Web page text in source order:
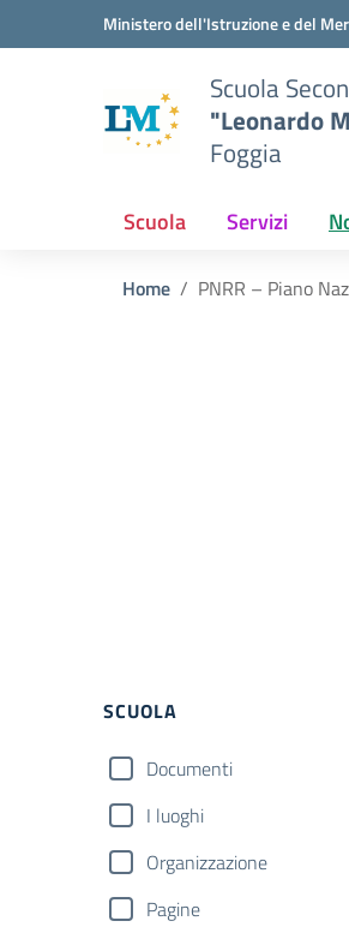
Vai ai contenuti
Vai al menu di navigazioneMinistero dell'Istruzione e del
Scuola
"Leonardo
Foggia
Scuola Servizi
Home PNRR – Piano
Filtri
SCUOLA
Documenti
I luoghi
Organizzazione
Pagine